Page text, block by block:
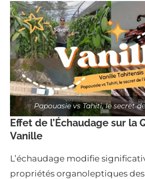
Papouasie vs Tahiti, le secret
Effet de l’Échaudage sur la
Vanille
L’échaudage modifie
propriétés organoleptiques des